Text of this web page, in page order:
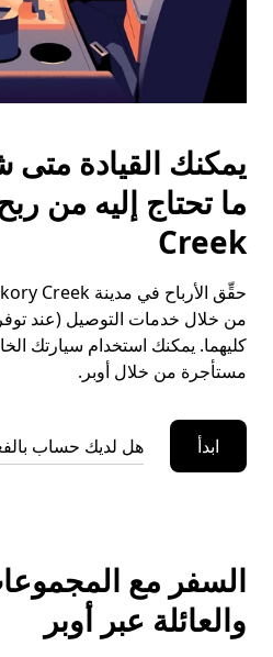
يمكنك القيادة
Creek
من خلال خدمات التوصيل (عند
كليهما. يمكنك استخدام سيارتك
مستأجرة من خلال أوبر.
ابدأ هل لديك حساب
السفر مع
والعائلة عبر أوبر